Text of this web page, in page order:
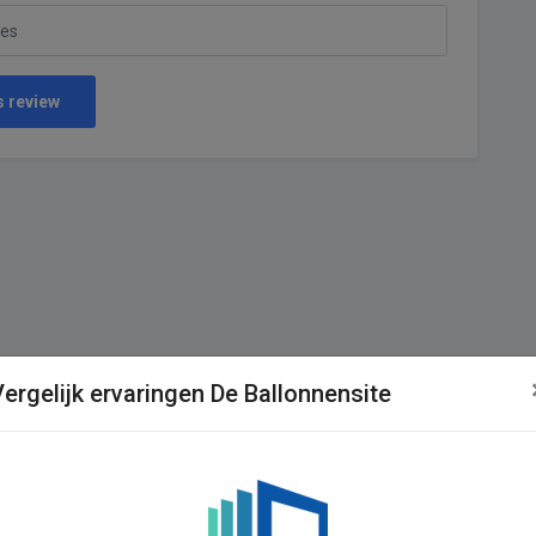
review
ervaringen De Ballonnensite